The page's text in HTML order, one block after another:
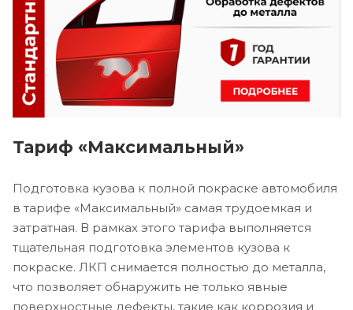
Тариф «Максимальный»
Подготовка кузова к полной покраске автомобиля
в тарифе «Максимальный» самая трудоемкая и
затратная. В рамках этого тарифа выполняется
тщательная подготовка элементов кузова к
покраске. ЛКП снимается полностью до металла,
что позволяет обнаружить не только явные
поверхностные дефекты, такие как коррозия и